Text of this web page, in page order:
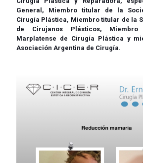
General, Miembro titular de la
Cirugía Plástica, Miembro titular de la
de Cirujanos Plásticos,
Marplatense de Cirugía Plástica y
Asociación Argentina de Cirugía.